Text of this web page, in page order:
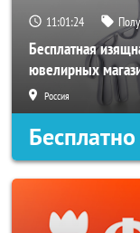
11:01:23
Бесплатная
ювелирных
Россия
Бесплатно